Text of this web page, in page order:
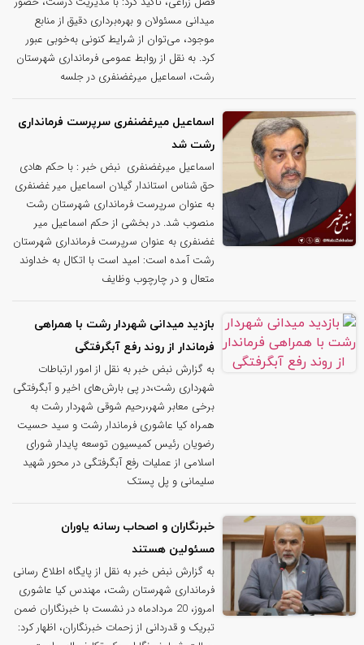
میدانی مسئولان و بهره‌برداری دقیق از منابع
موجود، می‌توان از شرایط کنونی به‌خوبی عبور
کرد. به نقل از روابط عمومی فرمانداری شهرستان
رشت، اسماعیل میرغضنفری در جلسه
اسماعیل میرغضنفری سرپرست فرمانداری
رشت شد
اسماعیل میرغضنفری نبض خبر : با حکم هادی
حق شناس استاندار گیلان اسماعیل میر غضنفری
به عنوان سرپرست فرمانداری شهرستان رشت
منصوب شد. در بخشی از حکم اسماعیل میر
غضنفری به عنوان سرپرست فرمانداری شهرستان
رشت آمده است: امید است با اتکال به خداوند
متعال و در چارچوب وظایف
بازدید میدانی شهردار رشت با همراهی
فرماندار از روند رفع آبگرفتگی
به گزارش نبض خبر به نقل از امور ارتباطات
شهرداری رشت،در پی بارش‌های اخیر و آبگرفتگی
برخی معابر شهر،رحیم شوقی شهردار رشت به
همراه کیا عاشوری فرماندار رشت و سید حسیت
رضویان رئیس کمیسیون توسعه پایدار شورای
اسلامی از عملیات رفع آبگرفتگی در محور شهید
سلیمانی و پل پستک
خبرنگاران و اصحاب رسانه یاوران
مسئولین هستند
به گزارش نبض خبر به نقل از پایگاه اطلاع رسانی
فرمانداری شهرستان رشت، مهندس کیا عاشوری
امروز، 20 مردادماه در نشست با خبرنگاران ضمن
تبریک و قدردانی از زحمات خبرنگاران، اظهار کرد: